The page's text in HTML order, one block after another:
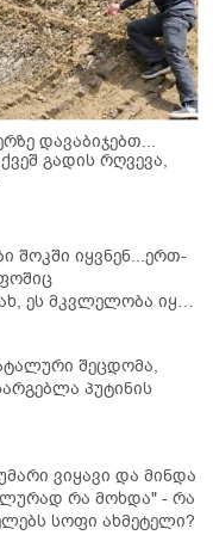
დავაბიჯებთ...
გადის რღვევა,
შოკში იყვნენ...ერთ-
ეს მკვლელობა იყო"
ტრაგედიის
შეცდომა,
პუტინის
ვიყავი და მინდა
რა მოხდა" - რა
სოფი ახმეტელი?